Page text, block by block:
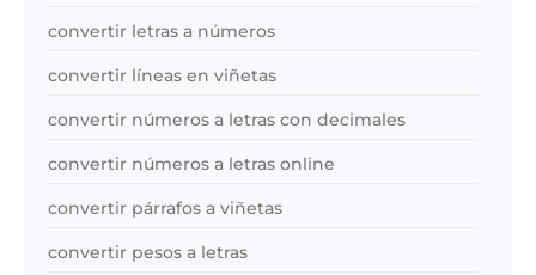
convertir letras a números
convertir líneas en viñetas
convertir números a letras con decimales
convertir números a letras online
convertir párrafos a viñetas
convertir pesos a letras